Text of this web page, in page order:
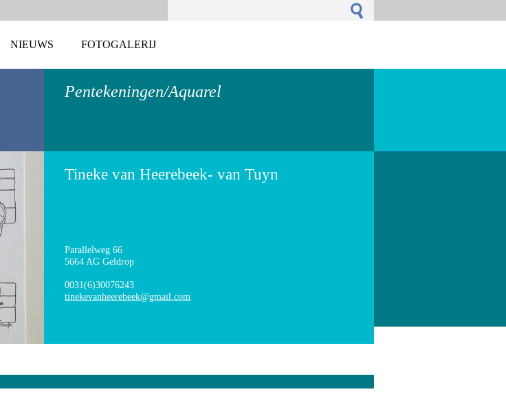
NIEUWS FOTOGALERIJ
Pentekeningen/Aquarel
Tineke van Heerebeek- van Tuyn
Parallelweg 66
5664 AG Geldrop
0031(6)30076243
tinekevanheerebeek@gmail .com